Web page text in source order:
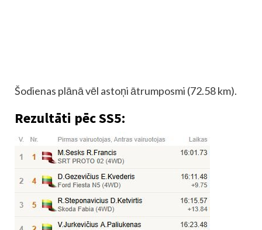
Šodienas plānā vēl astoņi ātrumposmi (72.58 km).
Rezultāti pēc SS5: